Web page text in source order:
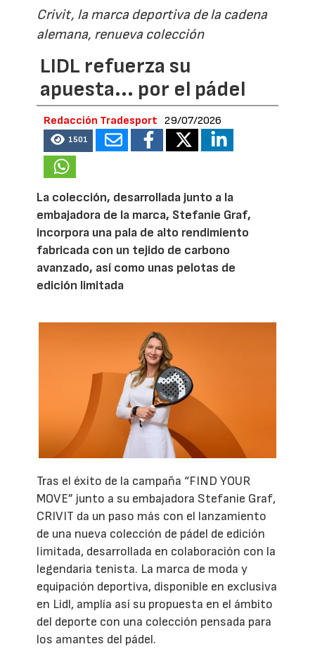
Crivit, la marca deportiva de la cadena
alemana, renueva colección
LIDL refuerza su
apuesta... por el pádel
Redacción Tradesport 29/07/2026
1501
La colección, desarrollada junto a la
embajadora de la marca, Stefanie Graf,
incorpora una pala de alto rendimiento
fabricada con un tejido de carbono
avanzado, así como unas pelotas de
edición limitada
Tras el éxito de la campaña “FIND YOUR
MOVE” junto a su embajadora Stefanie Graf,
CRIVIT da un paso más con el lanzamiento
de una nueva colección de pádel de edición
limitada, desarrollada en colaboración con la
legendaria tenista. La marca de moda y
equipación deportiva, disponible en exclusiva
en Lidl, amplía así su propuesta en el ámbito
del deporte con una colección pensada para
los amantes del pádel.